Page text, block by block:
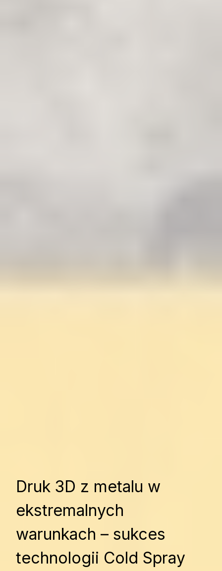
Druk 3D z metalu w
ekstremalnych
warunkach – sukces
technologii Cold Spray